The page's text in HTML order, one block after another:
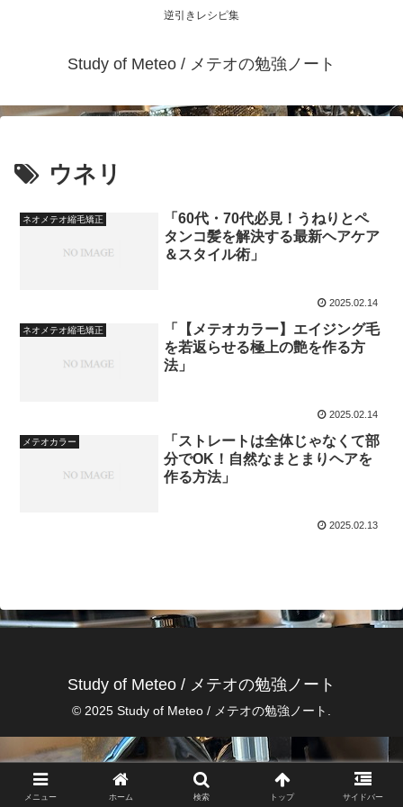
逆引きレシピ集
Study of Meteo / メテオの勉強ノート
ウネリ
ネオメテオ縮毛矯正
「60代・70代必見！うねりとペ
タンコ髪を解決する最新ヘアケア
＆スタイル術」
2025.02.14
ネオメテオ縮毛矯正
「【メテオカラー】エイジング毛
を若返らせる極上の艶を作る方
法」
2025.02.14
メテオカラー
「ストレートは全体じゃなくて部
分でOK！自然なまとまりヘアを
作る方法」
2025.02.13
Study of Meteo / メテオの勉強ノート
© 2025 Study of Meteo / メテオの勉強ノート.
メニュー ホーム 検索 トップ サイドバー